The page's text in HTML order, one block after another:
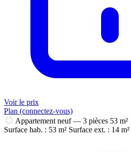
Voir le prix
Plan (connectez-vous)
Appartement neuf — 3 pièces 53 m²
Surface hab. : 53 m² Surface ext. : 14 m²